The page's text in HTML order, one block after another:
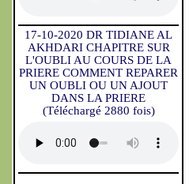
17-10-2020 DR TIDIANE AL
AKHDARI CHAPITRE SUR
L'OUBLI AU COURS DE LA
PRIERE COMMENT REPARER
UN OUBLI OU UN AJOUT
DANS LA PRIERE
(Téléchargé 2880 fois)